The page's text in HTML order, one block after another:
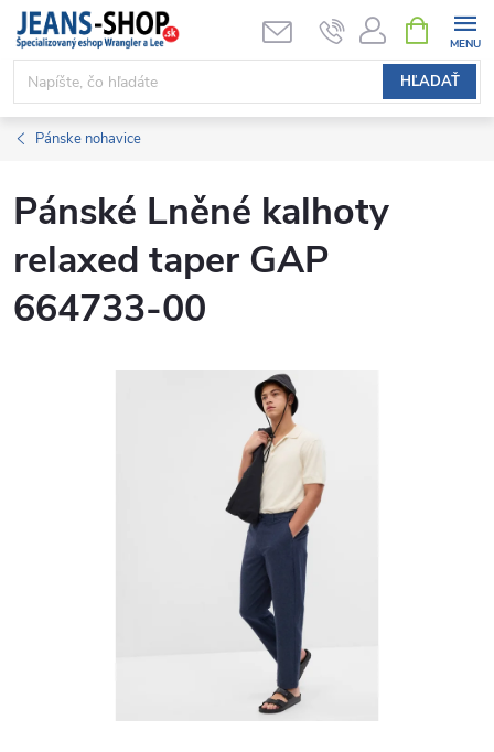
Prejsť
obsah
HĽADAŤ
KOŠÍK
Pánske nohavice
Pánské Lněné kalhoty
relaxed taper GAP
664733-00